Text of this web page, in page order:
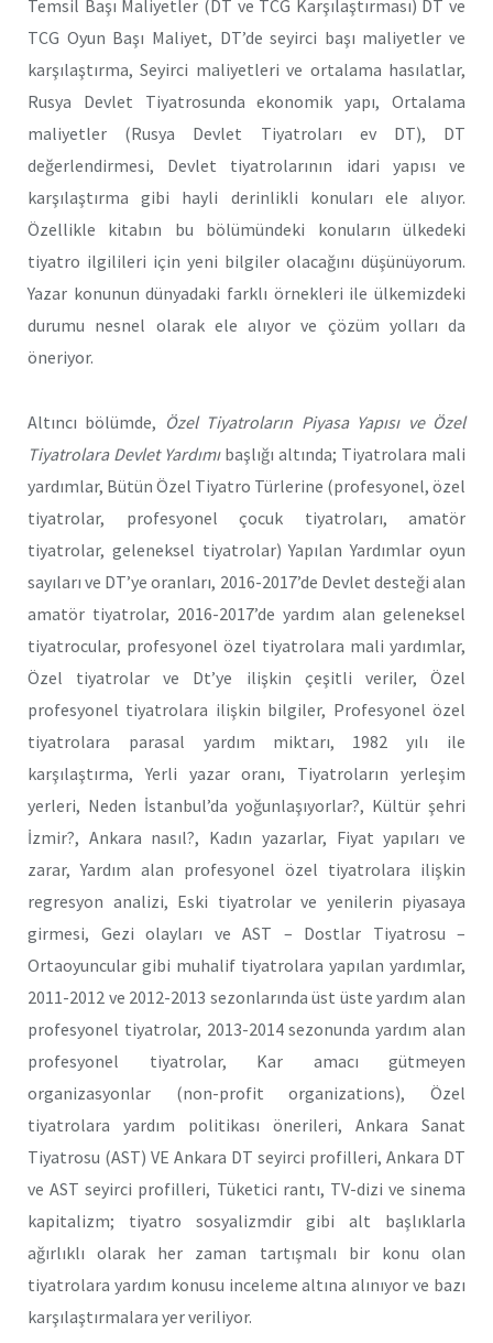
Temsil Başı Maliyetler (DT ve TCG Karşılaştırması) DT ve
TCG Oyun Başı Maliyet, DT’de seyirci başı maliyetler ve
karşılaştırma, Seyirci maliyetleri ve ortalama hasılatlar,
Rusya Devlet Tiyatrosunda ekonomik yapı, Ortalama
maliyetler (Rusya Devlet Tiyatroları ev DT), DT
değerlendirmesi, Devlet tiyatrolarının idari yapısı ve
karşılaştırma gibi hayli derinlikli konuları ele alıyor.
Özellikle kitabın bu bölümündeki konuların ülkedeki
tiyatro ilgilileri için yeni bilgiler olacağını düşünüyorum.
Yazar konunun dünyadaki farklı örnekleri ile ülkemizdeki
durumu nesnel olarak ele alıyor ve çözüm yolları da
öneriyor.
Altıncı bölümde, Özel Tiyatroların Piyasa Yapısı ve Özel
Tiyatrolara Devlet Yardımıbaşlığı altında; Tiyatrolara mali
yardımlar, Bütün Özel Tiyatro Türlerine (profesyonel, özel
tiyatrolar, profesyonel çocuk tiyatroları, amatör
tiyatrolar, geleneksel tiyatrolar) Yapılan Yardımlar oyun
sayıları ve DT’ye oranları, 2016-2017’de Devlet desteği alan
amatör tiyatrolar, 2016-2017’de yardım alan geleneksel
tiyatrocular, profesyonel özel tiyatrolara mali yardımlar,
Özel tiyatrolar ve Dt’ye ilişkin çeşitli veriler, Özel
profesyonel tiyatrolara ilişkin bilgiler, Profesyonel özel
tiyatrolara parasal yardım miktarı, 1982 yılı ile
karşılaştırma, Yerli yazar oranı, Tiyatroların yerleşim
yerleri, Neden İstanbul’da yoğunlaşıyorlar?, Kültür şehri
İzmir?, Ankara nasıl?, Kadın yazarlar, Fiyat yapıları ve
zarar, Yardım alan profesyonel özel tiyatrolara ilişkin
regresyon analizi, Eski tiyatrolar ve yenilerin piyasaya
girmesi, Gezi olayları ve AST – Dostlar Tiyatrosu –
Ortaoyuncular gibi muhalif tiyatrolara yapılan yardımlar,
2011-2012 ve 2012-2013 sezonlarında üst üste yardım alan
profesyonel tiyatrolar, 2013-2014 sezonunda yardım alan
profesyonel tiyatrolar, Kar amacı gütmeyen
organizasyonlar (non-profit organizations), Özel
tiyatrolara yardım politikası önerileri, Ankara Sanat
Tiyatrosu (AST) VE Ankara DT seyirci profilleri, Ankara DT
ve AST seyirci profilleri, Tüketici rantı, TV-dizi ve sinema
kapitalizm; tiyatro sosyalizmdir gibi alt başlıklarla
ağırlıklı olarak her zaman tartışmalı bir konu olan
tiyatrolara yardım konusu inceleme altına alınıyor ve bazı
karşılaştırmalara yer veriliyor.